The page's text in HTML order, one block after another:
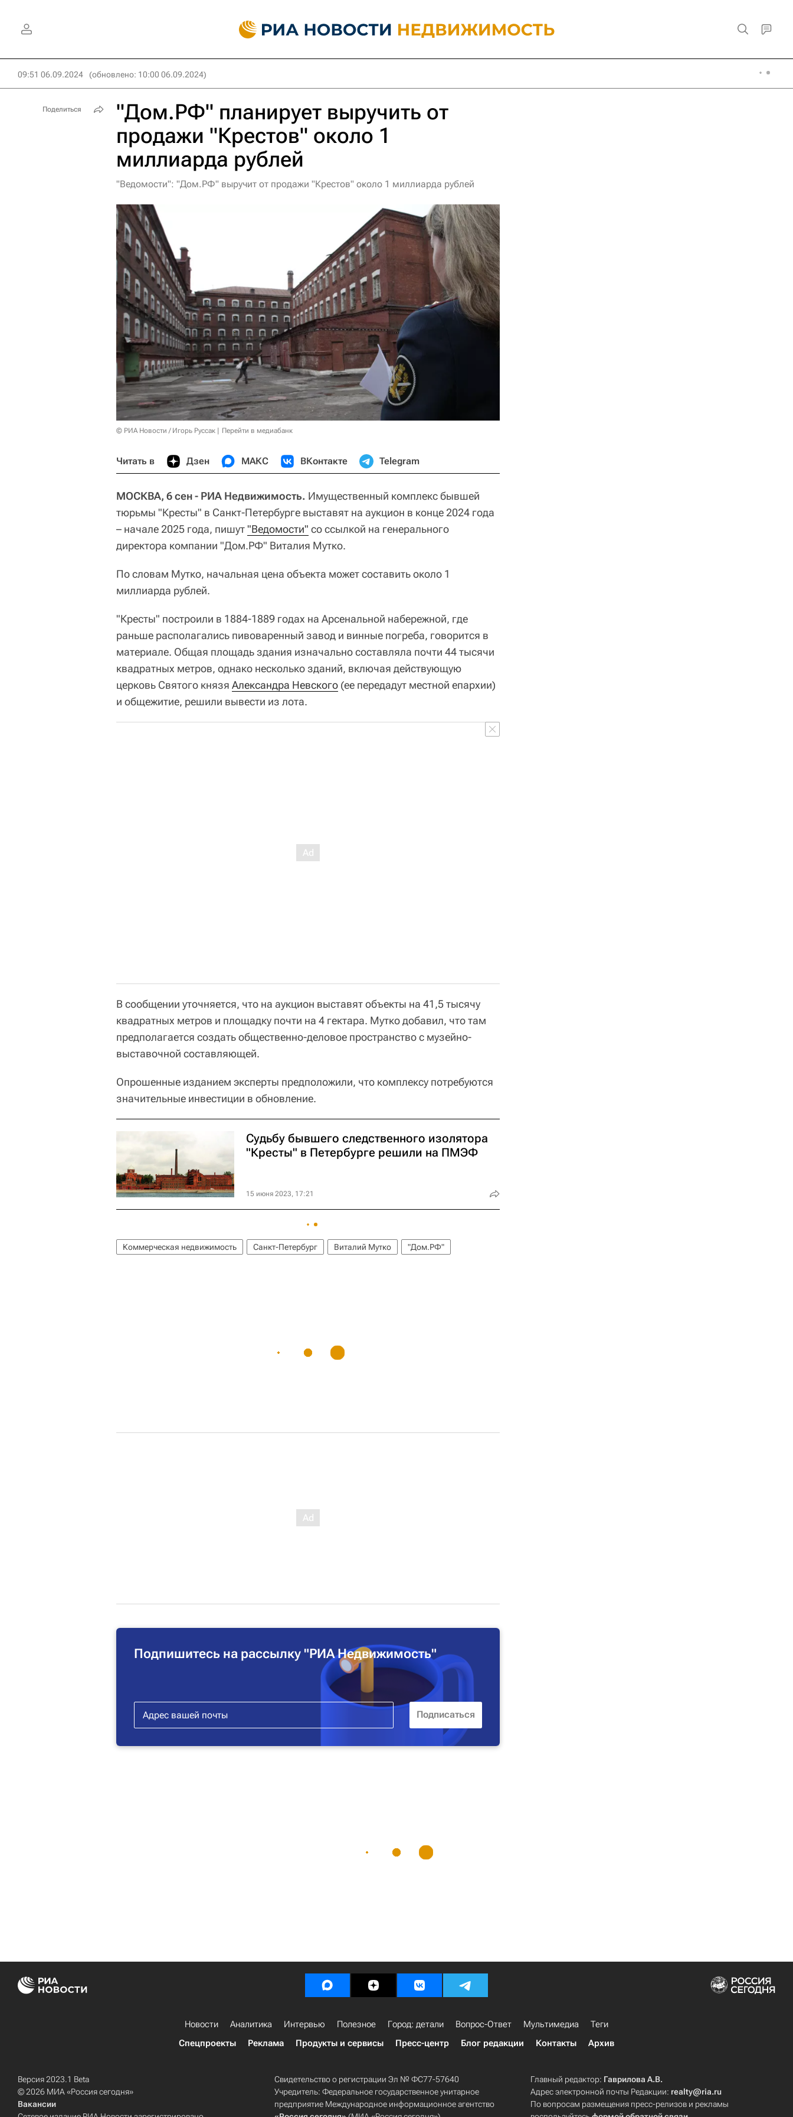
09:51 06.09.2024 (обновлено: 10:00 06.09.2024)
"Дом.РФ" планирует выручить от
продажи "Крестов" около 1
миллиарда рублей
"Ведомости": "Дом.РФ" выручит от продажи "Крестов" около 1 миллиарда рублей
© РИА Новости / Игорь Руссак Перейти в медиабанк
Читать в Дзен МАКС ВКонтакте Telegram
МОСКВА, 6 сен - РИА Недвижимость. Имущественный комплекс бывшей
тюрьмы "Кресты" в Санкт-Петербурге выставят на аукцион в конце 2024 года
– начале 2025 года, пишут"Ведомости" со ссылкой на генерального
директора компании "Дом.РФ" Виталия Мутко.
По словам Мутко, начальная цена объекта может составить около 1
миллиарда рублей.
"Кресты" построили в 1884-1889 годах на Арсенальной набережной, где
раньше располагались пивоваренный завод и винные погреба, говорится в
материале. Общая площадь здания изначально составляла почти 44 тысячи
квадратных метров, однако несколько зданий, включая действующую
церковь Святого князя Александра Невского (ее передадут местной епархии)
и общежитие, решили вывести из лота.
В сообщении уточняется, что на аукцион выставят объекты на 41,5 тысячу
квадратных метров и площадку почти на 4 гектара. Мутко добавил, что там
предполагается создать общественно-деловое пространство с музейно-
выставочной составляющей.
Опрошенные изданием эксперты предположили, что комплексу потребуются
значительные инвестиции в обновление.
Судьбу бывшего следственного изолятора
"Кресты" в Петербурге решили на ПМЭФ
15 июня 2023, 17:21
Коммерческая недвижимость Санкт-Петербург Виталий Мутко "Дом.РФ"
Подпишитесь на рассылку "РИА Недвижимость"
Поделиться
Новости Аналитика Интервью Полезное Город: детали Вопрос-Ответ Мультимедиа
Теги
Спецпроекты
Реклама Продукты и сервисы Пресс-центр Блог редакции Контакты Архив
Версия 2023.1 Beta
© 2026 МИА «Россия сегодня»
Вакансии
Свидетельство о регистрации Эл № ФС77-57640
Учредитель: Федеральное государственное унитарное
предприятие Международное информационное агентство
Главный редактор: Гаврилова А.В.
Адрес электронной почты Редакции: realty@ria.ru
По вопросам размещения пресс-релизов и рекламы